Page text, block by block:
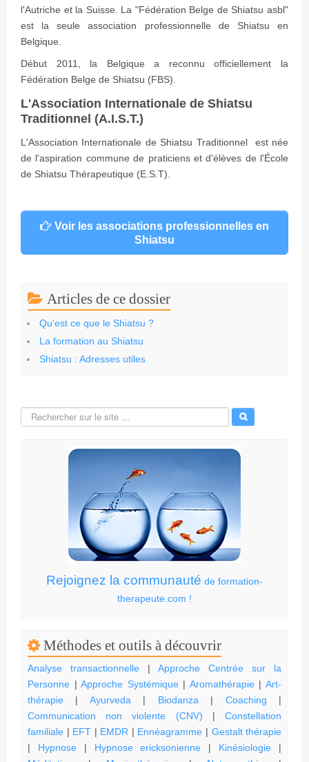
l'Autriche et la Suisse. La "Fédération Belge de Shiatsu asbl"
est la seule association professionnelle de Shiatsu en
Belgique.
Début 2011, la Belgique a reconnu officiellement la
Fédération Belge de Shiatsu (FBS).
L'Association Internationale de Shiatsu
Traditionnel (A.I.S.T.)
L'Association Internationale de Shiatsu Traditionnel est née
de l'aspiration commune de praticiens et d'élèves de l'École
de Shiatsu Thérapeutique (E.S.T).
Voir les associations professionnelles en
Shiatsu
Articles de ce dossier
Qu'est ce que le Shiatsu ?
La formation au Shiatsu
Shiatsu : Adresses utiles
Rejoignez la communauté de formation-
therapeute.com !
Méthodes et outils à découvrir
Analyse transactionnelle | Approche Centrée sur la
Personne |Approche Systémique| Aromathérapie|Art-
thérapie | Ayurveda| Biodanza| Coaching |
Communication non violente (CNV) |Constellation
familiale | EFT | EMDR | Ennéagramme | Gestalt thérapie
| Hypnose| Hypnose ericksonienne | Kinésiologie |